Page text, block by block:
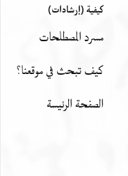
كيفية (إرشادات)
مسرد المصطلحات
كيف تبحث في موقعنا؟
الصفحة الرئيسة